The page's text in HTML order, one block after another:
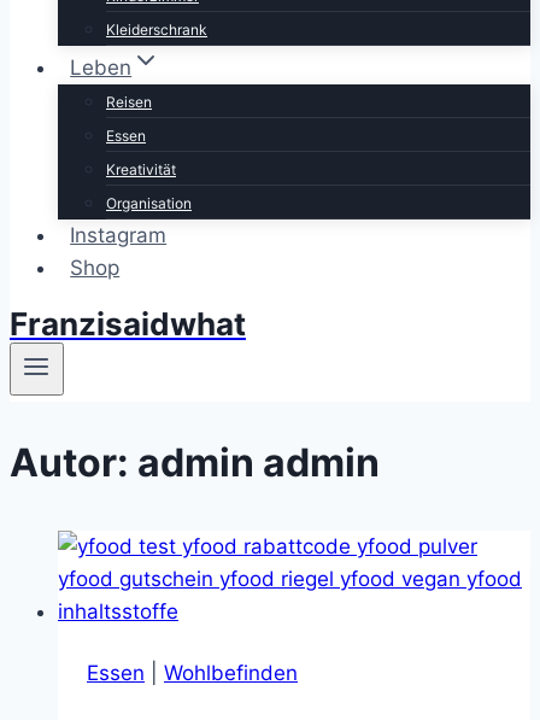
Kleiderschrank
Leben
Reisen
Essen
Kreativität
Organisation
Instagram
Shop
Franzisaidwhat
Autor: admin admin
Essen Wohlbefinden